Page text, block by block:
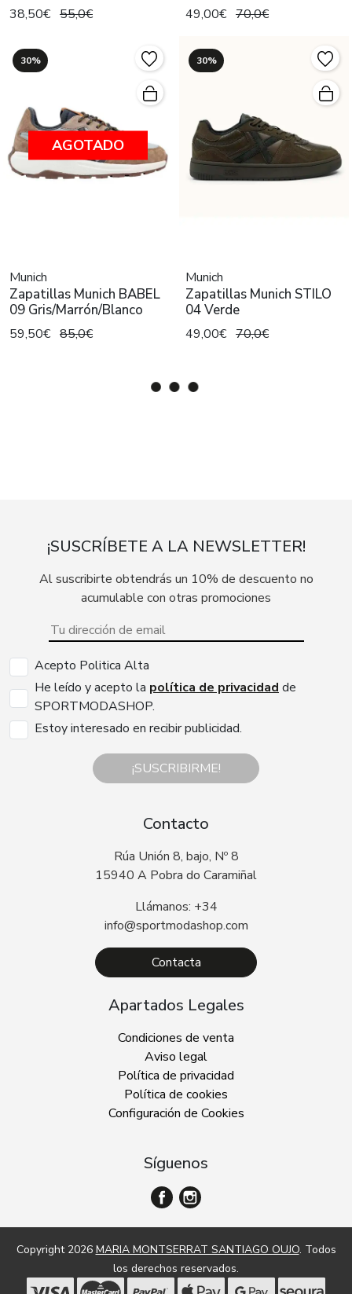
38,50€ 55,0€ 49,00€ 70,0€
30%
AGOTADO
Munich
Zapatillas Munich BABEL
09 Gris/Marrón/Blanco
59,50€ 85,0€
30%
Munich
Zapatillas Munich STILO
04 Verde
49,00€ 70,0€
¡SUSCRÍBETE A LA NEWSLETTER!
Al suscribirte obtendrás un 10% de descuento no
acumulable con otras promociones
Acepto Politica Alta
He leído y acepto la política de privacidad de
SPORTMODASHOP.
Estoy interesado en recibir publicidad.
¡SUSCRIBIRME!
Contacto
Rúa Unión 8, bajo, Nº 8
15940 A Pobra do Caramiñal
Llámanos: +34
info@sportmodashop.com
Contacta
Apartados Legales
Condiciones de venta
Aviso legal
Política de privacidad
Política de cookies
Configuración de Cookies
Síguenos
Copyright 2026 MARIA MONTSERRAT SANTIAGO OUJO. Todos
los derechos reservados.